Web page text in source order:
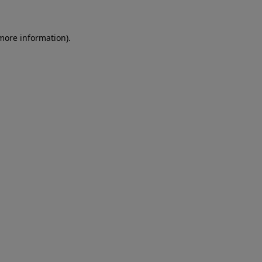
information).